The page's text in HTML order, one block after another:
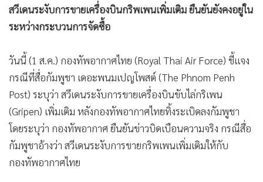
• อาชญากรรม
• Motoring
• วิทยาศาสตร์
• SMEs
• หุ้น
•
อินโดจีน
•
กองทุนรวม
Celeb Online
สวีเดนระงับการขายเครื่องบินกริพเพนเพิ่มเติม ยืนยันยังคงอยู่ใน
ระหว่างกระบวนการจัดซื้อ
วันนี้ (1 ส.ค.) กองทัพอากาศไทย (Royal Thai Air Force) ชี้แจง
กรณีที่สื่อกัมพูชา เดอะพนมเปญโพสต์ (The Phnom Penh
Post) ระบุว่า สวีเดนระงับการขายเครื่องบินขับไล่กริเพน
(Gripen) เพิ่มเติม หลังกองทัพอากาศไทยทิ้งระเบิดลงกัมพูชา
โดยระบุว่า กองทัพอากาศ ยืนยันข่าวบิดเบือนความจริง กรณีสื่อ
กัมพูชาอ้างว่า สวีเดนระงับการขายกริพเพนเพิ่มเติมให้กับ
กองทัพอากาศไทย